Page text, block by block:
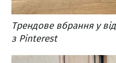
Трендове вбрання у
з Pinterest